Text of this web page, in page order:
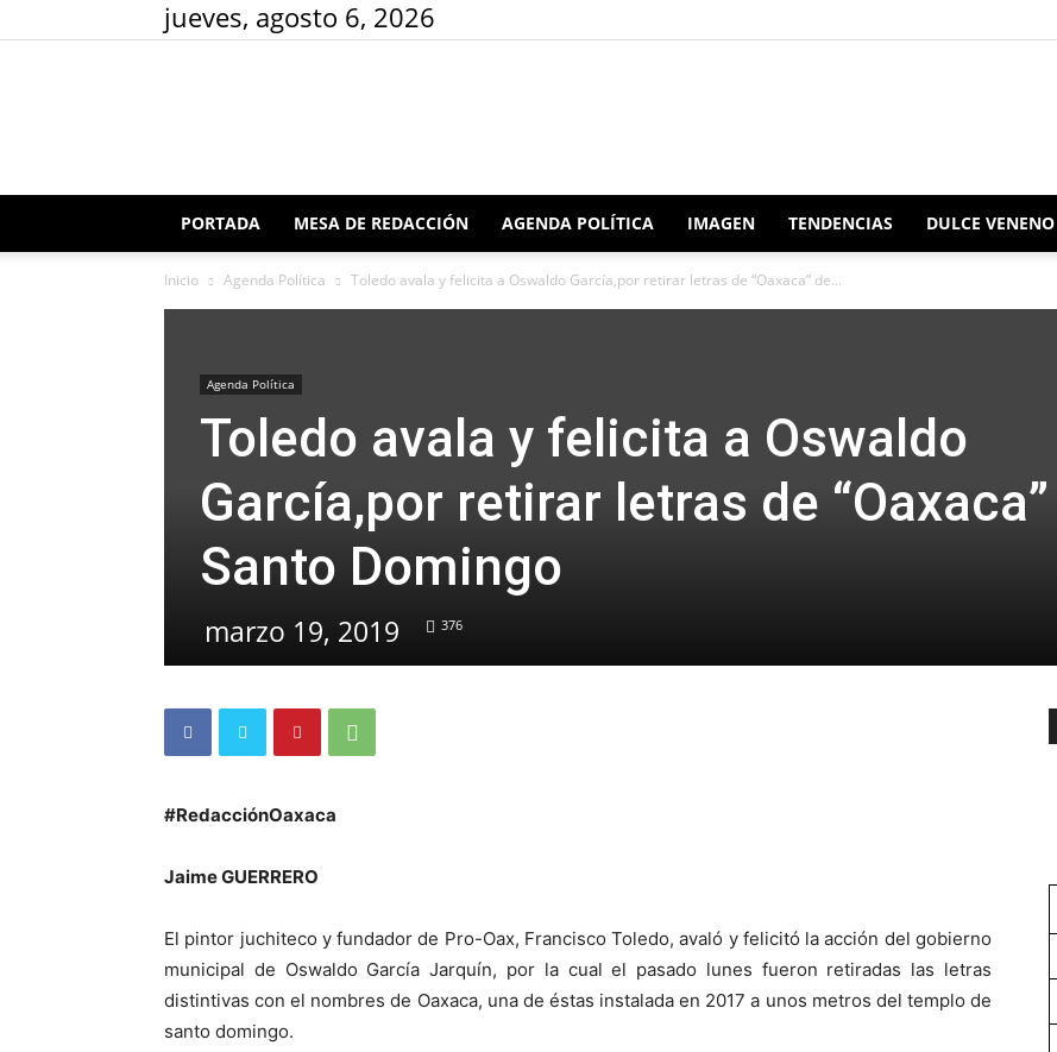
jueves, agosto 6, 2026
Redacción
PORTADA MESA DE REDACCIÓN AGENDA POLÍTICA IMAGEN TENDENCIAS DULCE VENENO
Inicio Agenda Política Toledo avala y felicita a Oswaldo García,por retirar letras de “Oaxaca” de...
Agenda Política
Toledo avala y felicita a Oswaldo
García,por retirar letras de
Santo Domingo
marzo 19, 2019 376
#RedacciónOaxaca
Jaime GUERRERO
El pintor juchiteco y fundador de Pro-Oax, Francisco Toledo, avaló y felicitó la acción del gobierno
municipal de Oswaldo García Jarquín, por la cual el pasado lunes fueron retiradas las letras
distintivas con el nombres de Oaxaca, una de éstas instalada en 2017 a unos metros del templo de
santo domingo.